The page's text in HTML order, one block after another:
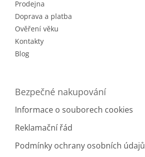
Prodejna
Doprava a platba
Ověření věku
Kontakty
Blog
Bezpečné nakupování
Informace o souborech cookies
Reklamační řád
Podmínky ochrany osobních údajů